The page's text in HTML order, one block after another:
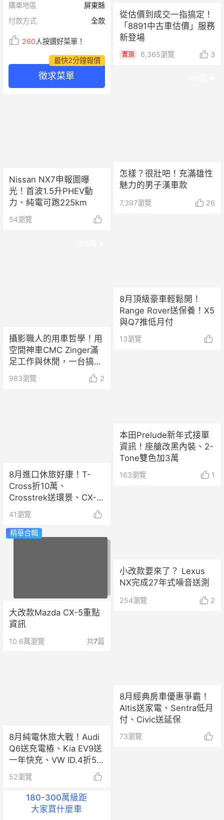
購車地區
屏東縣
付款方式
全款
260人按讚好菜單！
最快2分鐘報價
徵求菜單
Nissan NX7申報圖曝
光！首波1.5升PHEV動
力、純電可跑225km
54瀏覽
攝影職人的用車哲學！用
空間神車CMC Zinger滿
足工作與休閒，一台搞
定！
983瀏覽 2
8月進口休旅好康！T-
Cross折10萬、
Crosstrek送環景、CX-5
升級保固
41瀏覽
精華合輯
大改款Mazda CX-5重點
資訊
10.6萬瀏覽 共7篇
8月純電休旅大戰！Audi
Q6送充電樁、Kia EV9送
一年快充、VW ID.4折5
萬！
52瀏覽
180-300萬級距
大家買什麼車
從估價到成交一指搞定！
「8891中古車估價」服務
新登場
置頂 6,365瀏覽 3
怎樣？很壯吧！充滿雄性
魅力的男子漢車款
7,397瀏覽 26
8月頂級豪車輕鬆開！
Range Rover送保養！X5
與Q7推低月付
13瀏覽
本田Prelude新年式接單
資訊！座艙改黑內裝、2-
Tone雙色加3萬
163瀏覽 1
小改款要來了？ Lexus
NX完成27年式噪音送測
254瀏覽 2
8月經典房車優惠爭霸！
Altis送家電、Sentra低月
付、Civic送延保
73瀏覽